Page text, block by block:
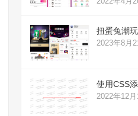
扭蛋兔潮
2023年8月
使用CSS
2022年12月